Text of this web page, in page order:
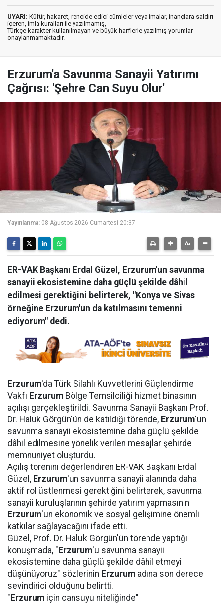
UYARI: Küfür, hakaret, rencide edici cümleler veya imalar, inançlara saldırı
içeren, imla kuralları ile yazılmamış,
Türkçe karakter kullanılmayan ve büyük harflerle yazılmış yorumlar
onaylanmamaktadır.
Erzurum'a Savunma Sanayii Yatırımı
Çağrısı: 'Şehre Can Suyu Olur'
Yayınlanma: 08 Ağustos 2026 Cumartesi 20:37
ER-VAK Başkanı Erdal Güzel, Erzurum'un savunma
sanayii ekosistemine daha güçlü şekilde dâhil
edilmesi gerektiğini belirterek, "Konya ve Sivas
örneğine Erzurum'un da katılmasını temenni
ediyorum" dedi.
Erzurum'da Türk Silahlı Kuvvetlerini Güçlendirme
Vakfı Erzurum Bölge Temsilciliği hizmet binasının
açılışı gerçekleştirildi. Savunma Sanayii Başkanı Prof.
Dr. Haluk Görgün'ün de katıldığı törende, Erzurum'un
savunma sanayii ekosistemine daha güçlü şekilde
dâhil edilmesine yönelik verilen mesajlar şehirde
memnuniyet oluşturdu.
Açılış törenini değerlendiren ER-VAK Başkanı Erdal
Güzel, Erzurum'un savunma sanayii alanında daha
aktif rol üstlenmesi gerektiğini belirterek, savunma
sanayii kuruluşlarının şehirde yatırım yapmasının
Erzurum'un ekonomik ve sosyal gelişimine önemli
katkılar sağlayacağını ifade etti.
Güzel, Prof. Dr. Haluk Görgün'ün törende yaptığı
konuşmada, " Erzurum'u savunma sanayii
ekosistemine daha güçlü şekilde dâhil etmeyi
düşünüyoruz" sözlerinin Erzurum adına son derece
sevindirici olduğunu belirtti.
" Erzurum için cansuyu niteliğinde"